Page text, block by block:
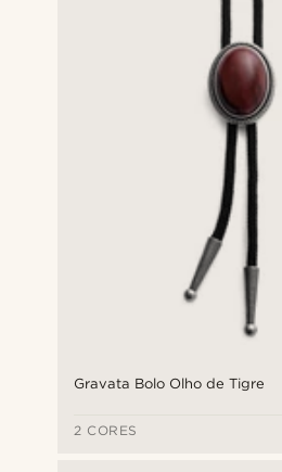
Gravata Bolo Olho de Tigre
2 CORES